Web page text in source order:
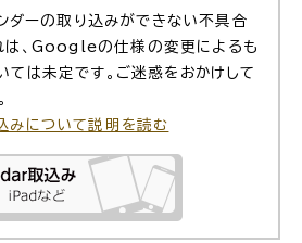
ーの取り込みができない不具合
は、Googleの仕様の変更によるも
ては未定です。ご迷惑をおかけして
みについて説明を読む